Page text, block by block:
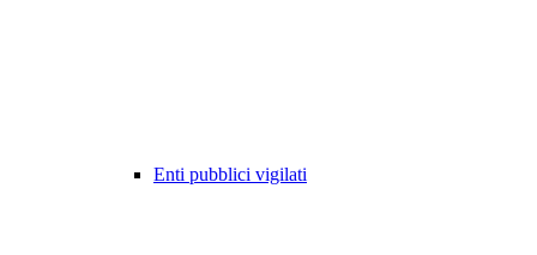
Enti pubblici vigilati